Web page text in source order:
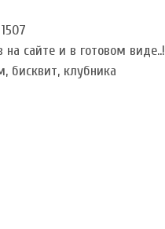
на сайте и в готовом виде..!
бисквит, клубника